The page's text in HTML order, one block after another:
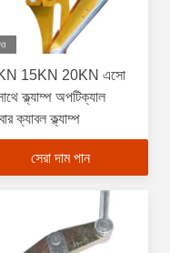
15KN 20KN এসো
ক্ল্যাম্প অপটিক্যাল
ক্যাবল ক্ল্যাম্প
সেরা দাম পান